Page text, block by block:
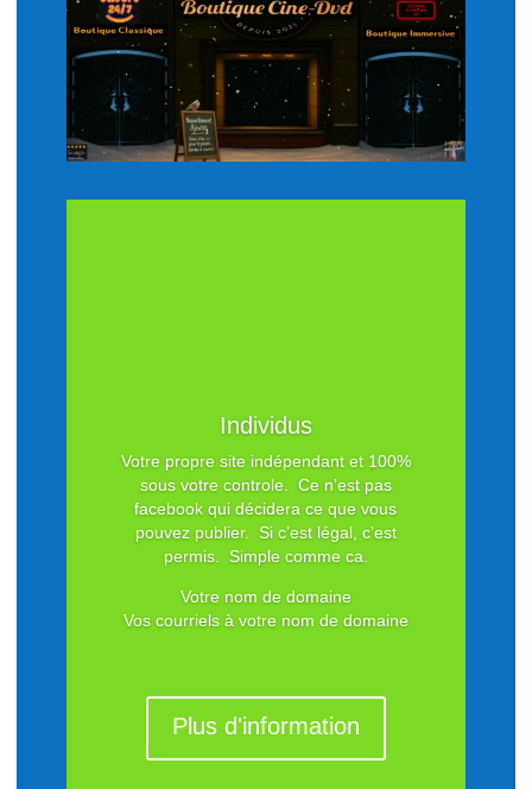
Individus
Votre propre site indépendant et 100%
sous votre controle. Ce n’est pas
facebook qui décidera ce que vous
pouvez publier. Si c’est légal, c’est
permis. Simple comme ca.
Votre nom de domaine
Vos courriels à votre nom de domaine
Plus d'information